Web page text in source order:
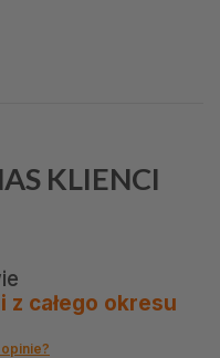
KLIENCI
z całego okresu